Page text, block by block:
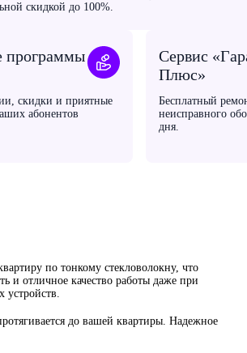
скидкой до 100%.
программы
скидки и приятные
абонентов
Сервис
Плюс»
Бесплатный
неисправного
дня.
по тонкому стекловолокну, что
и отличное качество работы даже при
устройств.
до вашей квартиры. Надежное